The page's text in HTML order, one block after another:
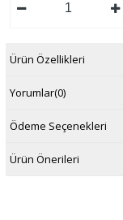
Ürün Özellikleri
Yorumlar(0)
Ödeme Seçenekleri
Ürün Önerileri